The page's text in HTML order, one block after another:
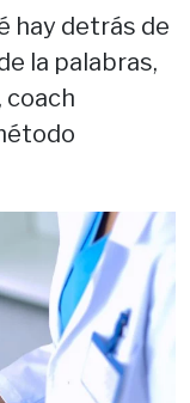
hay detrás de
la palabras,
coach